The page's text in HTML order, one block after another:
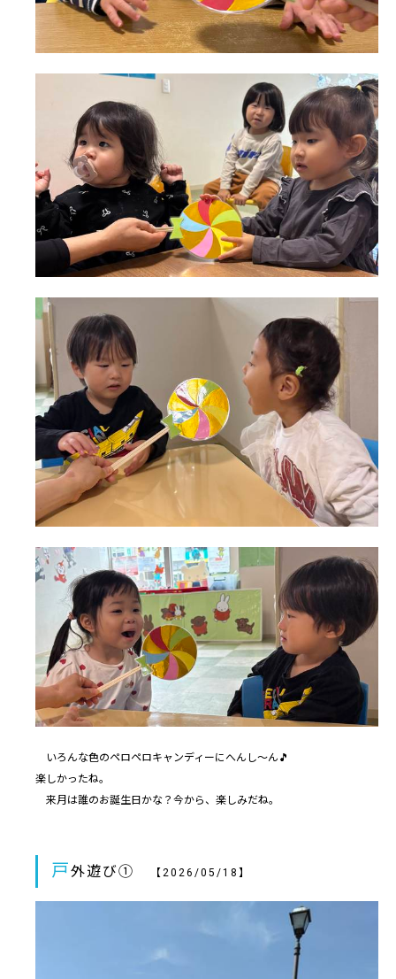
いろんな色のペロペロキャンディーにへんし～ん🎵
楽しかったね。
来月は誰のお誕生日かな？今から、楽しみだね。
戸外遊び① 【2026/05/18】